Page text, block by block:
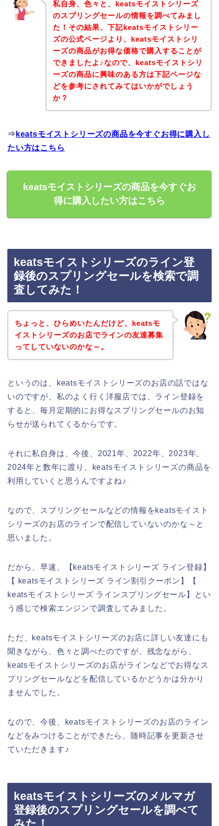
私自身、色々と、keatsモイストシリーズ
のスプリングセールの情報を調べてみまし
た！その結果、下記keatsモイストシリー
ズの公式ページより、keatsモイストシリ
ーズの商品がお得な価格で購入することが
できましたよ♪なので、keatsモイストシリ
ーズの商品に興味のある方は下記ページな
どを参考にされてみてはいかがでしょう
か？
⇒ keatsモイストシリーズの商品を今すぐお得に購入し
たい方はこちら
keatsモイストシリーズの商品を今すぐお
得に購入したい方はこちら
keatsモイストシリーズのライン登
録後のスプリングセールを検索で調
査してみた！
ちょっと、ひらめいたんだけど、keatsモ
イストシリーズのお店でラインの友達募集
ってしていないのかな～。
というのは、keatsモイストシリーズのお店の話ではな
いのですが、私のよく行く洋服店では、ライン登録を
すると、毎月定期的にお得なスプリングセールのお知
らせが送られてくるからです。
それに私自身は、今後、2021年、2022年、2023年、
2024年と数年に渡り、keatsモイストシリーズの商品を
利用していくと思うんですよね♪
なので、スプリングセールなどの情報をkeatsモイスト
シリーズのお店のラインで配信していないのかな～と
思いました。
だから、早速、【keatsモイストシリーズ ライン登録】
【 keatsモイストシリーズ ライン割引クーポン】【
keatsモイストシリーズ ラインスプリングセール】とい
う感じで検索エンジンで調査してみました。
ただ、keatsモイストシリーズのお店に詳しい友達にも
聞きながら、色々と調べたのですが、残念ながら、
keatsモイストシリーズのお店がラインなどでお得なス
プリングセールなどを配信しているかどうかは分かり
ませんでした。
なので、今後、keatsモイストシリーズのお店のライン
などをみつけることができたら、随時記事を更新させ
ていただきます♪
keatsモイストシリーズのメルマガ
登録後のスプリングセールを調べて